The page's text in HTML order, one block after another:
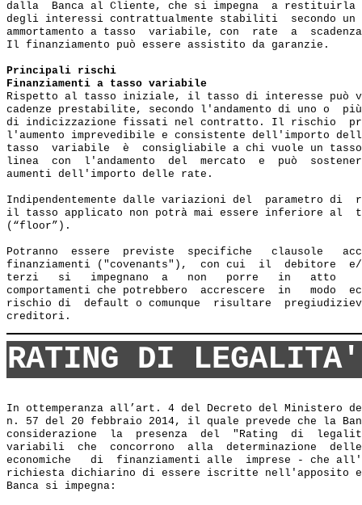
dalla  Banca al Cliente, che si impegna  a restituirla
degli interessi contrattualmente stabiliti  secondo
ammortamento a tasso  variabile, con  rate  a
Il finanziamento può essere assistito da garanzie.
Principali rischi
Finanziamenti a tasso variabile
Rispetto al tasso iniziale, il tasso di interesse può
cadenze prestabilite, secondo l'andamento di uno o
di indicizzazione fissati nel contratto. Il rischio
l'aumento imprevedibile e consistente dell'importo
tasso  variabile  è  consigliabile a chi vuole un tasso
linea  con  l'andamento  del  mercato  e  può
aumenti dell'importo delle rate.
Indipendentemente dalle variazioni del  parametro di
il tasso applicato non potrà mai essere inferiore al
(“floor”).
Potranno  essere  previste  specifiche   clausole
finanziamenti ("covenants"),  con cui  il  debitore
terzi   si   impegnano  a   non   porre   in   atto
comportamenti che potrebbero  accrescere  in   modo
rischio di  default o comunque  risultare
RATING DI LEGALITA'
In ottemperanza all’art. 4 del Decreto del Ministero
n. 57 del 20 febbraio 2014, il quale prevede che la
considerazione  la  presenza  del  "Rating  di
variabili  che  concorrono  alla  determinazione
economiche   di  finanziamenti alle  imprese - che
richiesta dichiarino di essere iscritte nell'apposito
Banca si impegna: